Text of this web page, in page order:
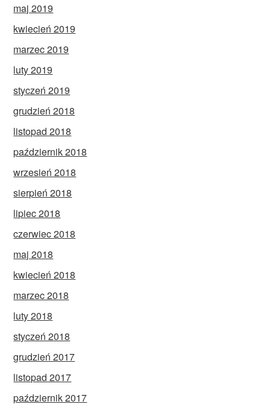
maj 2019
kwiecień 2019
marzec 2019
luty 2019
styczeń 2019
grudzień 2018
listopad 2018
październik 2018
wrzesień 2018
sierpień 2018
lipiec 2018
czerwiec 2018
maj 2018
kwiecień 2018
marzec 2018
luty 2018
styczeń 2018
grudzień 2017
listopad 2017
październik 2017